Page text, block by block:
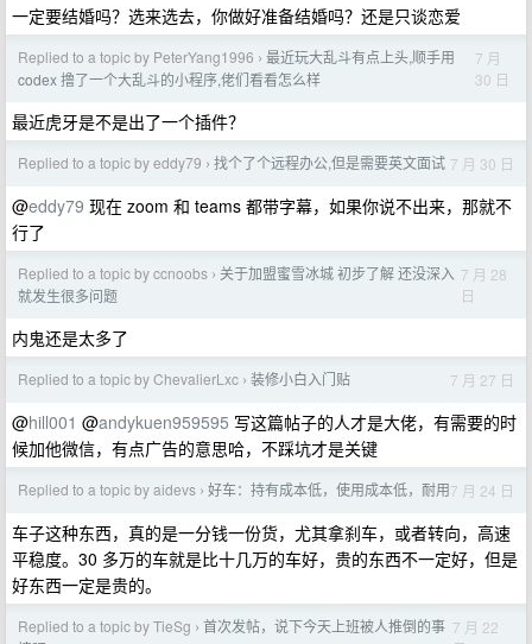
一定要结婚吗？选来选去，你做好准备结婚吗？还是只谈恋爱
Replied to a topic by PeterYang1996 › 最近玩大乱斗有点上头,顺手用
codex 撸了一个大乱斗的小程序,佬们看看怎么样
7 月
30 日
最近虎牙是不是出了一个插件？
Replied to a topic by eddy79 › 找个了个远程办公,但是需要英文面试 7 月 30 日
@eddy79 现在 zoom 和 teams 都带字幕，如果你说不出来，那就不
行了
Replied to a topic by ccnoobs › 关于加盟蜜雪冰城 初步了解 还没深入
就发生很多问题
7 月 28
日
内鬼还是太多了
Replied to a topic by ChevalierLxc › 装修小白入门贴 7 月 27 日
@hill001 @andykuen959595 写这篇帖子的人才是大佬，有需要的时
候加他微信，有点广告的意思哈，不踩坑才是关键
Replied to a topic by aidevs › 好车：持有成本低，使用成本低，耐用7 月 24 日
车子这种东西，真的是一分钱一份货，尤其拿刹车，或者转向，高速
平稳度。30 多万的车就是比十几万的车好，贵的东西不一定好，但是
好东西一定是贵的。
Replied to a topic by TieSg › 首次发帖，说下今天上班被人推倒的事 7 月 22